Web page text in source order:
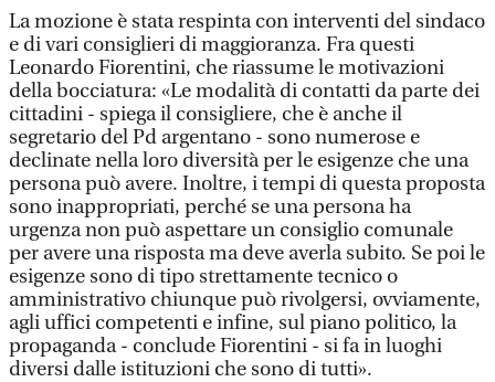
La mozione è stata respinta con interventi del sindaco
e di vari consiglieri di maggioranza. Fra questi
Leonardo Fiorentini, che riassume le motivazioni
della bocciatura: «Le modalità di contatti da parte dei
cittadini - spiega il consigliere, che è anche il
segretario del Pd argentano - sono numerose e
declinate nella loro diversità per le esigenze che una
persona può avere. Inoltre, i tempi di questa proposta
sono inappropriati, perché se una persona ha
urgenza non può aspettare un consiglio comunale
per avere una risposta ma deve averla subito. Se poi le
esigenze sono di tipo strettamente tecnico o
amministrativo chiunque può rivolgersi, ovviamente,
agli uffici competenti e infine, sul piano politico, la
propaganda - conclude Fiorentini - si fa in luoghi
diversi dalle istituzioni che sono di tutti».